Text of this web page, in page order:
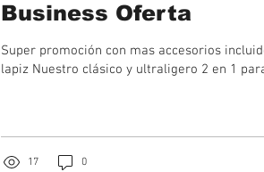
Business Oferta
Super promoción con mas accesorios incluidos mouse+dock
lapiz Nuestro clásico y ultraligero 2 en 1
17 0